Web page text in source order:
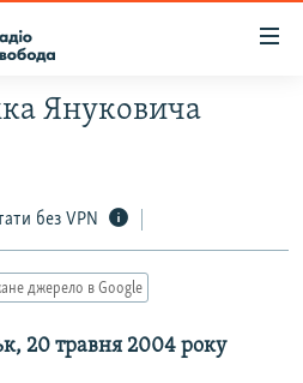
Януковича
без VPN
джерело в Google
20 травня 2004 року